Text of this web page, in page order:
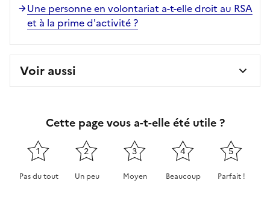
Une personne en volontariat a-t-elle droit au RSA
et à la prime d'activité ?
Voir aussi
Cette page vous a-t-elle été utile ?
1
Pas du tout
2
Un peu
3
Moyen
4
Beaucoup
5
Parfait !